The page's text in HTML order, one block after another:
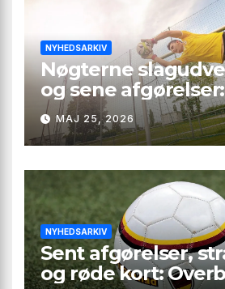
NYHEDSARKIV
Nøgterne
og sene
over Second
4, runde 9
MAJ 25, 2026
NYHEDSARKIV
Sent afgørelser,
og røde kort: